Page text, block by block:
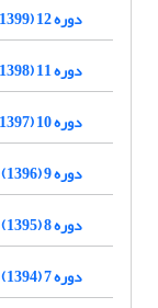
دوره 12 (1399)
دوره 11 (1398)
دوره 10 (1397)
دوره 9 (1396)
دوره 8 (1395)
دوره 7 (1394)